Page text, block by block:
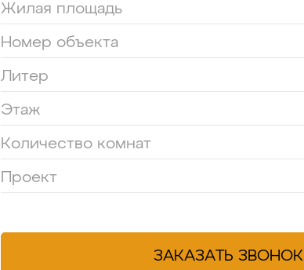
Жилая площадь
Номер объекта
Литер
Этаж
Количество комнат
Проект
ЗАКАЗАТЬ ЗВОНОК